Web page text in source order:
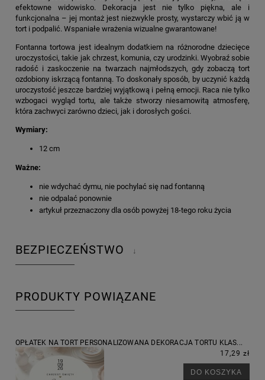
efektowne widowisko. Dekoracja jest nie tylko piękna, ale i
funkcjonalna – jej montaż jest niezwykle prosty, wystarczy wbić ją w
tort i podpalić. Wspaniałe wrażenia wizualne gwarantowane!
Fontanna tortowa jest idealnym dodatkiem na różnorodne dziecięce
uroczystości, takie jak chrzest, komunia, czy urodzinki. Wyobraź sobie
radość i zaskoczenie na twarzach najmłodszych, gdy zobaczą tort
ozdobiony iskrzącą fontanną. To doskonały sposób, by uczynić każdą
uroczystość jeszcze bardziej wyjątkową i pełną emocji. Raca nie tylko
wzbogaci wygląd tortu, ale także stworzy niesamowitą atmosferę,
która zachwyci zarówno dzieci, jak i dorosłych gości.
Wymiary:
12 cm
Ważne:
nie wdychać dymu, nie pochylać się nad fontanną
nie odpalać ponownie
artykuł przeznaczony dla osób powyżej 18-tego roku życia
BEZPIECZEŃSTWO ↓
PRODUKTY POWIĄZANE
OPŁATEK NA TORT PERSONALIZOWANA DEKORACJA TORTU KLAS...
17,29 zł
DO KOSZYKA